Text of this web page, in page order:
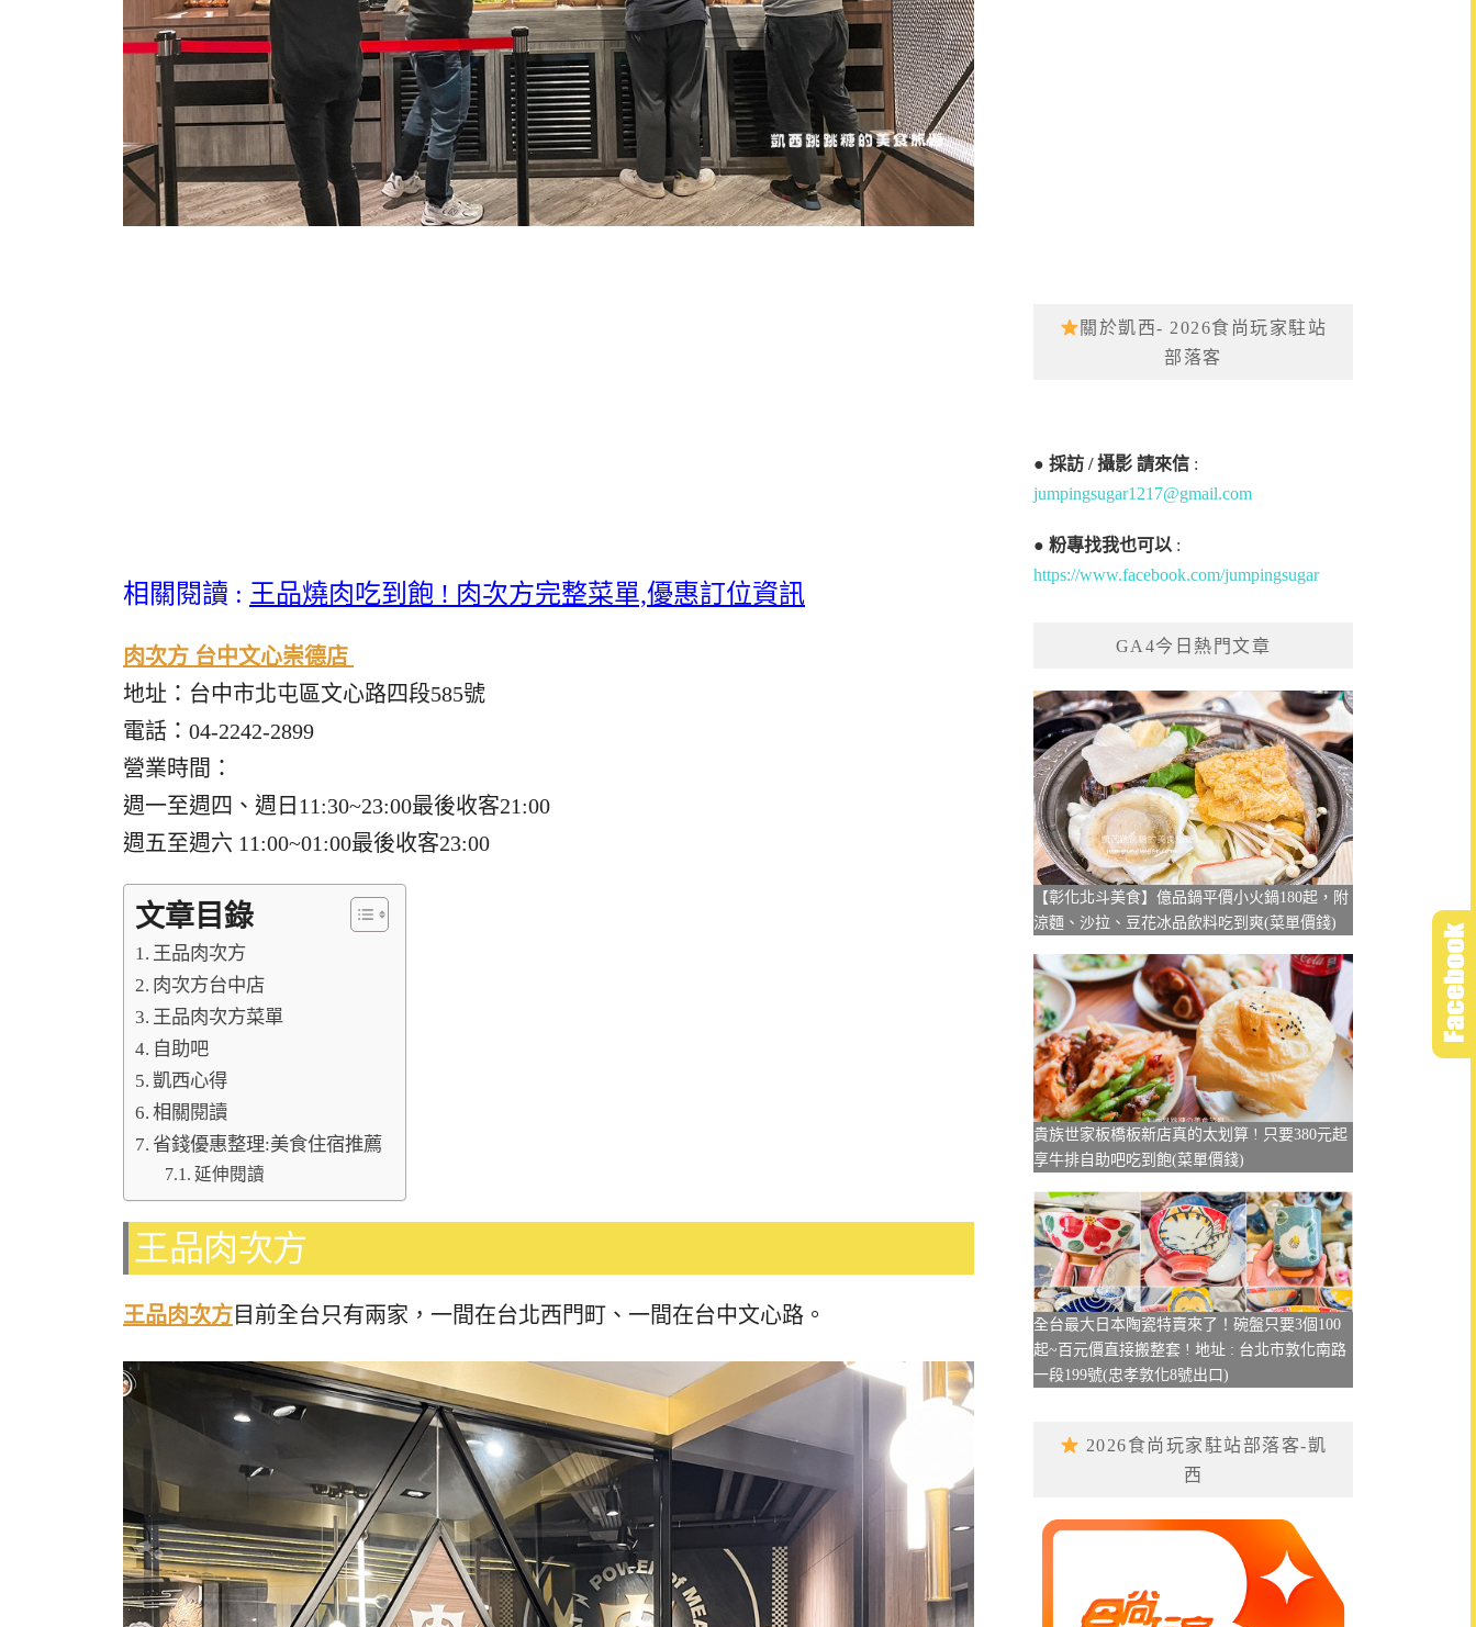
相關閱讀 : 王品燒肉吃到飽 ! 肉次方完整菜單,優惠訂位資訊
肉次方 台中文心崇德店
地址：台中市北屯區文心路四段585號
電話：04-2242-2899
營業時間：
週一至週四、週日11:30~23:00最後收客21:00
週五至週六 11:00~01:00最後收客23:00
文章目錄
王品肉次方
肉次方台中店
王品肉次方菜單
自助吧
凱西心得
相關閱讀
省錢優惠整理:美食住宿推薦
延伸閱讀
王品肉次方
王品肉次方目前全台只有兩家，一間在台北西門町、一間在台中文心路。
關於凱西- 2026食尚玩家駐站
部落客
●採訪 / 攝影 請來信 :
jumpingsugar1217@gmail.com
●粉專找我也可以 :
https://www.facebook.com/jumpingsugar
GA4今日熱門文章
【彰化北斗美食】億品鍋平價小火鍋180起，附
涼麵、沙拉、豆花冰品飲料吃到爽(菜單價錢)
貴族世家板橋板新店真的太划算 ! 只要380元起
享牛排自助吧吃到飽(菜單價錢)
全台最大日本陶瓷特賣來了！碗盤只要3個100
起~百元價直接搬整套 ! 地址 : 台北市敦化南路
一段199號(忠孝敦化8號出口)
2026食尚玩家駐站部落客-凱
西